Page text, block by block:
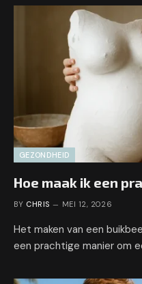
GEZONDHEID
Hoe maak ik een
BY CHRIS MEI 12, 2026
Het maken van een
een prachtige manier om